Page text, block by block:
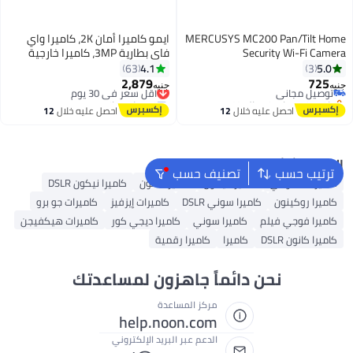
MERCUSYS MC200 Pan/Tilt Home
Security Wi-Fi Camera
5.0
3
جنيه725
توصيل مجاني
باقي 1 وحدات في المخزون
توصيل مجانياحصل عليه خلال12
ايمو كاميرا أمان 2K، كاميرا واي
فاي بطارية 3MP، كاميرا خارجية
لاسلكية شاملة Cell 3C مع لوحة
ببطارية قابلة للشحن 5000 مللي
أمبير، دعم الصوت ثنائي الاتجاه،
4.1
63
جنيه2,879
أقل سعر في 30 يوم
توصيل مجاني
أقل سعر في 30 يوماحصل عليه خلال12
ترتيب حسب تصنيف حسب البحث الشائع
كاميرات شاومي كاميرا نيكون كاميرا كانون
كاميرا نيكون DSLR
كاميرا روكينون
كاميرا سوني DSLR كاميرات إيزفيز
كاميرات جو برو
كاميرا فوجي فيلم
كاميرا سوني كاميرا ديجي كور
كاميرات هيكفيجن
كاميرا كانون DSLR
كاميرا كاميرا رقمية
نحن دائماً جاهزون لمساعدتك
مركز المساعدة
help.noon.com
الدعم عبر البريد الإلكتروني